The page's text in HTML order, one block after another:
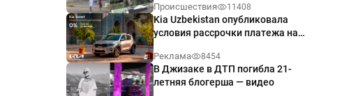
Происшествия 11408
Kia Uzbekistan опубликовала
условия рассрочки платежа на
годовых
Реклама 8454
В Джизаке в ДТП погибла 21-
летняя блогерша — видео